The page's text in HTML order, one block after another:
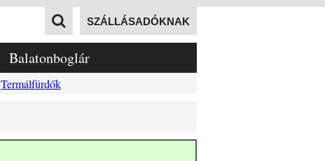
SZÁLLÁSADÓKNAK
Balatonboglár
Termálfürdők